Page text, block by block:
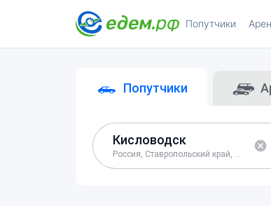
Попутчики
Попутчики
Россия, Ставропольский край, город Кисловодск